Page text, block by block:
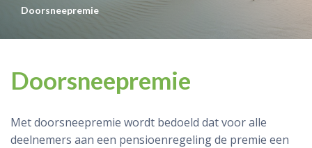
Doorsneepremie
Doorsneepremie
Met doorsneepremie wordt bedoeld dat voor alle
deelnemers aan een pensioenregeling de premie een